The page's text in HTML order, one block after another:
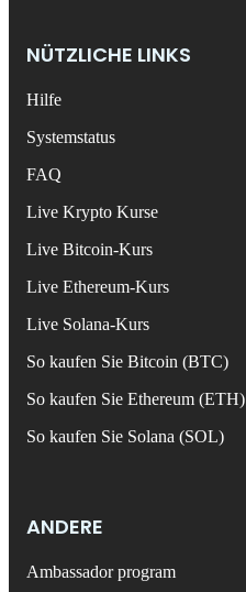
NÜTZLICHE LINKS
Hilfe
Systemstatus
FAQ
Live Krypto Kurse
Live Bitcoin-Kurs
Live Ethereum-Kurs
Live Solana-Kurs
So kaufen Sie Bitcoin (BTC)
So kaufen Sie Ethereum (ETH)
So kaufen Sie Solana (SOL)
ANDERE
Ambassador program